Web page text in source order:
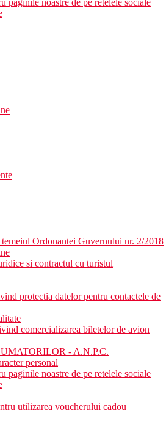
paginile noastre de pe retelele sociale
Ordonantei Guvernului nr. 2/2018
si contractul cu turistul
protectia datelor pentru contactele de
comercializarea biletelor de avion
- A.N.P.C.
personal
paginile noastre de pe retelele sociale
utilizarea voucherului cadou